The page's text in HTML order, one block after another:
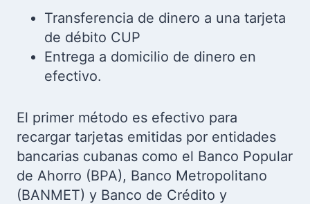
Transferencia de dinero a una tarjeta
de débito CUP
Entrega a domicilio de dinero en
efectivo.
El primer método es efectivo para
recargar tarjetas emitidas por entidades
bancarias cubanas como el Banco Popular
de Ahorro (BPA), Banco Metropolitano
(BANMET) y Banco de Crédito y